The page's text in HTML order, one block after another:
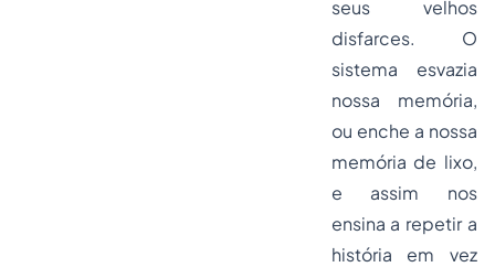
seus velhos
disfarces. O
sistema esvazia
nossa memória,
ou enche a nossa
memória de lixo,
e assim nos
ensina a repetir a
história em vez